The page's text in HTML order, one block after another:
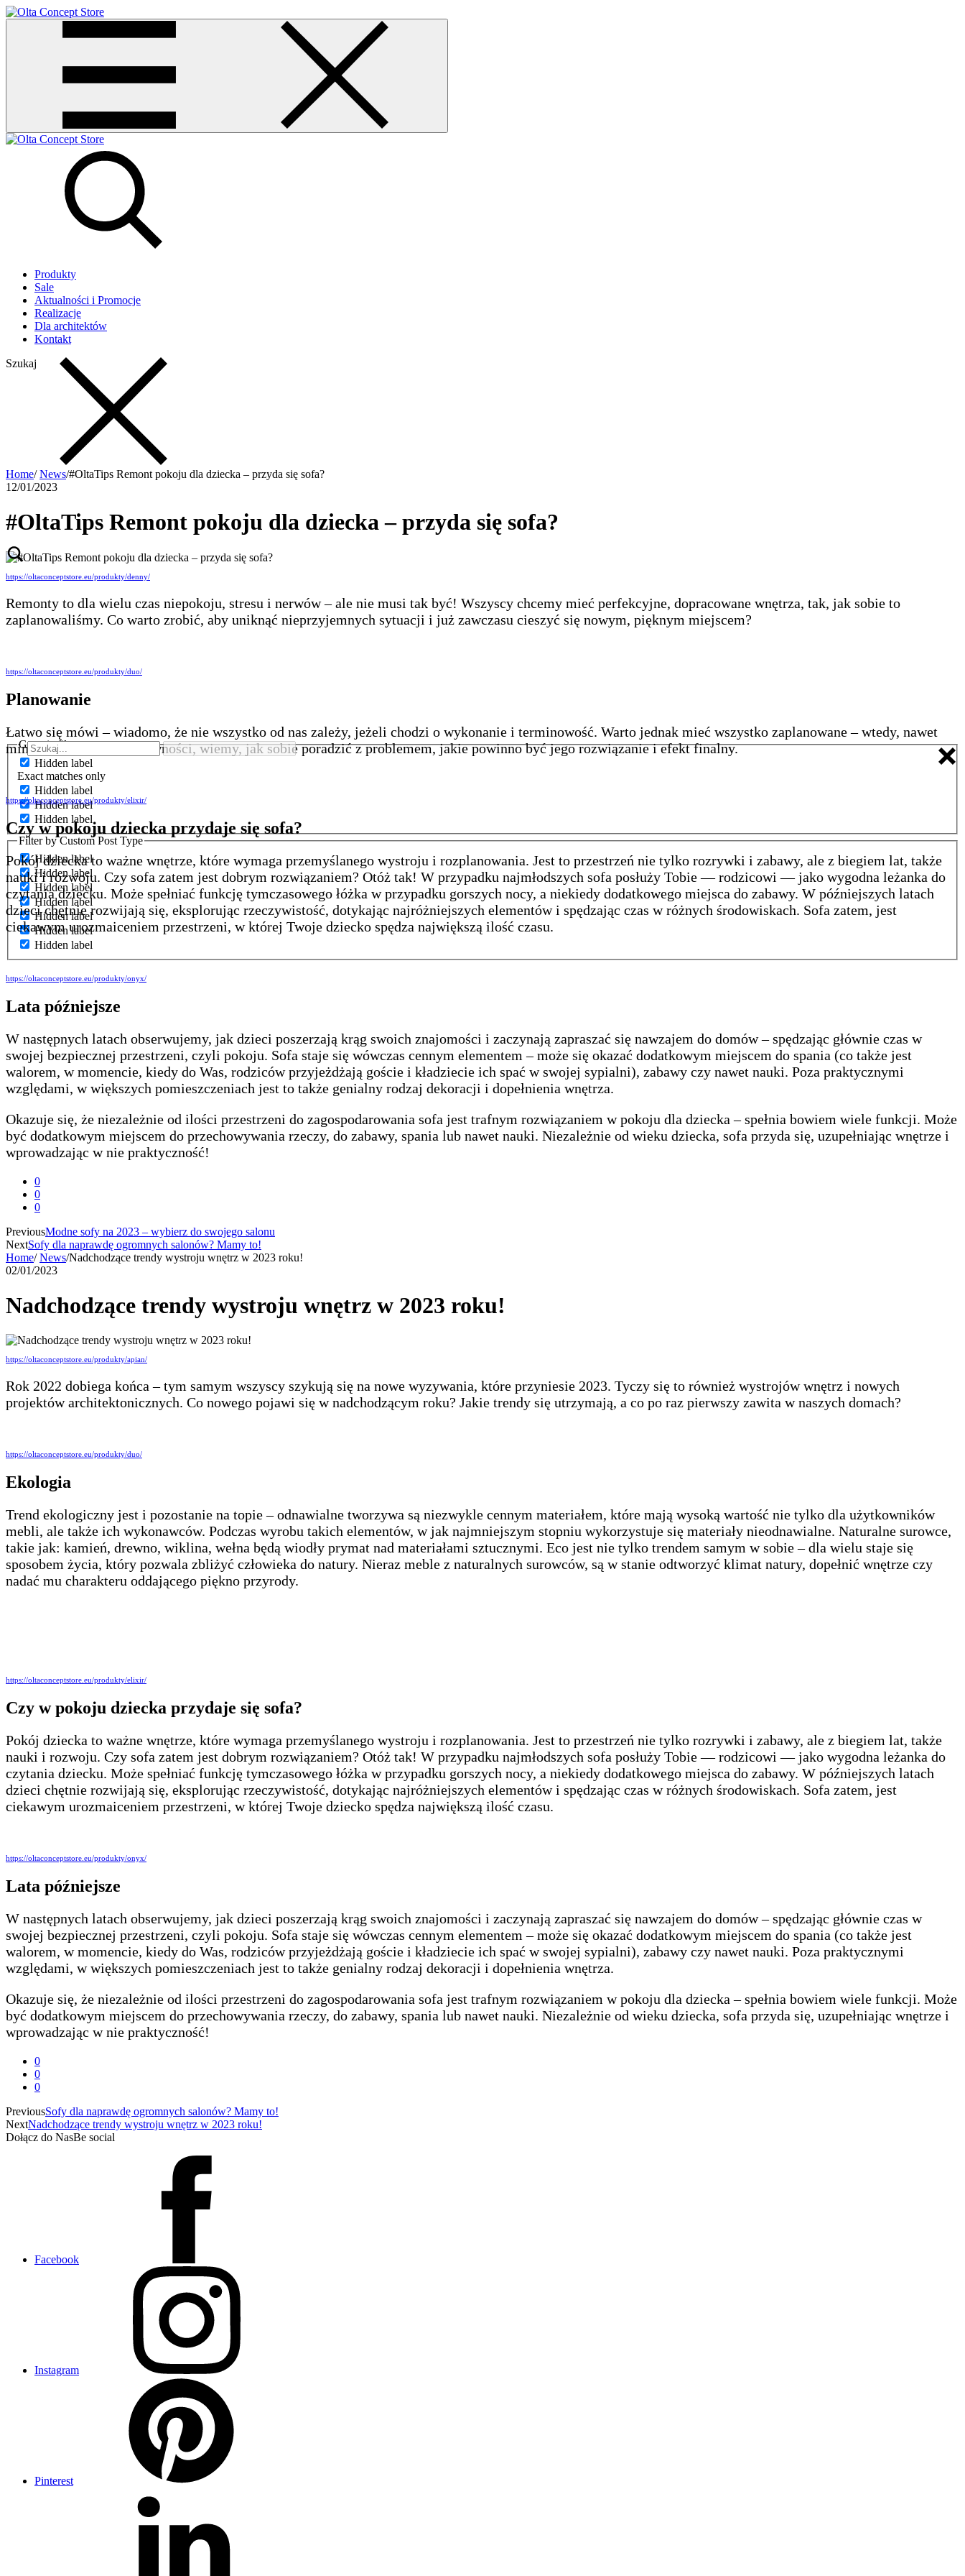
Produkty
Sale
Aktualności i Promocje
Realizacje
Dla architektów
Kontakt
Szukaj
Generic filters
Hidden label
Exact matches only
Hidden label
Hidden label
Hidden label
Filter by Custom Post Type
Hidden label
Hidden label
Hidden label
Hidden label
Hidden label
Hidden label
Hidden label
Home/ News/#OltaTips Remont pokoju dla dziecka – przyda się sofa?
12/01/2023
#OltaTips Remont pokoju dla dziecka – przyda się sofa?
https://oltaconceptstore.eu/produkty/denny/
Remonty to dla wielu czas niepokoju, stresu i nerwów – ale nie musi tak być! Wszyscy chcemy mieć perfekcyjne, dopracowane wnętrza, tak, jak sobie to
zaplanowaliśmy. Co warto zrobić, aby uniknąć nieprzyjemnych sytuacji i już zawczasu cieszyć się nowym, pięknym miejscem?
https://oltaconceptstore.eu/produkty/duo/
Planowanie
Łatwo się mówi – wiadomo, że nie wszystko od nas zależy, jeżeli chodzi o wykonanie i terminowość. Warto jednak mieć wszystko zaplanowane – wtedy, nawet
mimo niewielkich przeciwności, wiemy, jak sobie poradzić z problemem, jakie powinno być jego rozwiązanie i efekt finalny.
https://oltaconceptstore.eu/produkty/elixir/
Czy w pokoju dziecka przydaje się sofa?
Pokój dziecka to ważne wnętrze, które wymaga przemyślanego wystroju i rozplanowania. Jest to przestrzeń nie tylko rozrywki i zabawy, ale z biegiem lat, także
nauki i rozwoju. Czy sofa zatem jest dobrym rozwiązaniem? Otóż tak! W przypadku najmłodszych sofa posłuży Tobie — rodzicowi — jako wygodna leżanka do
czytania dziecku. Może spełniać funkcję tymczasowego łóżka w przypadku gorszych nocy, a niekiedy dodatkowego miejsca do zabawy. W późniejszych latach
dzieci chętnie rozwijają się, eksplorując rzeczywistość, dotykając najróżniejszych elementów i spędzając czas w różnych środowiskach. Sofa zatem, jest
ciekawym urozmaiceniem przestrzeni, w której Twoje dziecko spędza największą ilość czasu.
https://oltaconceptstore.eu/produkty/onyx/
Lata późniejsze
W następnych latach obserwujemy, jak dzieci poszerzają krąg swoich znajomości i zaczynają zapraszać się nawzajem do domów – spędzając głównie czas w
swojej bezpiecznej przestrzeni, czyli pokoju. Sofa staje się wówczas cennym elementem – może się okazać dodatkowym miejscem do spania (co także jest
walorem, w momencie, kiedy do Was, rodziców przyjeżdżają goście i kładziecie ich spać w swojej sypialni), zabawy czy nawet nauki. Poza praktycznymi
względami, w większych pomieszczeniach jest to także genialny rodzaj dekoracji i dopełnienia wnętrza.
Okazuje się, że niezależnie od ilości przestrzeni do zagospodarowania sofa jest trafnym rozwiązaniem w pokoju dla dziecka – spełnia bowiem wiele funkcji. Może
być dodatkowym miejscem do przechowywania rzeczy, do zabawy, spania lub nawet nauki. Niezależnie od wieku dziecka, sofa przyda się, uzupełniając wnętrze i
wprowadzając w nie praktyczność!
0
0
0
PreviousModne sofy na 2023 – wybierz do swojego salonu
NextSofy dla naprawdę ogromnych salonów? Mamy to!
Home/ News/Nadchodzące trendy wystroju wnętrz w 2023 roku!
02/01/2023
Nadchodzące trendy wystroju wnętrz w 2023 roku!
https://oltaconceptstore.eu/produkty/apian/
Rok 2022 dobiega końca – tym samym wszyscy szykują się na nowe wyzywania, które przyniesie 2023. Tyczy się to również wystrojów wnętrz i nowych
projektów architektonicznych. Co nowego pojawi się w nadchodzącym roku? Jakie trendy się utrzymają, a co po raz pierwszy zawita w naszych domach?
https://oltaconceptstore.eu/produkty/duo/
Ekologia
Trend ekologiczny jest i pozostanie na topie – odnawialne tworzywa są niezwykle cennym materiałem, które mają wysoką wartość nie tylko dla użytkowników
mebli, ale także ich wykonawców. Podczas wyrobu takich elementów, w jak najmniejszym stopniu wykorzystuje się materiały nieodnawialne. Naturalne surowce,
takie jak: kamień, drewno, wiklina, wełna będą wiodły prymat nad materiałami sztucznymi. Eco jest nie tylko trendem samym w sobie – dla wielu staje się
sposobem życia, który pozwala zbliżyć człowieka do natury. Nieraz meble z naturalnych surowców, są w stanie odtworzyć klimat natury, dopełnić wnętrze czy
nadać mu charakteru oddającego piękno przyrody.
https://oltaconceptstore.eu/produkty/elixir/
Czy w pokoju dziecka przydaje się sofa?
Pokój dziecka to ważne wnętrze, które wymaga przemyślanego wystroju i rozplanowania. Jest to przestrzeń nie tylko rozrywki i zabawy, ale z biegiem lat, także
nauki i rozwoju. Czy sofa zatem jest dobrym rozwiązaniem? Otóż tak! W przypadku najmłodszych sofa posłuży Tobie — rodzicowi — jako wygodna leżanka do
czytania dziecku. Może spełniać funkcję tymczasowego łóżka w przypadku gorszych nocy, a niekiedy dodatkowego miejsca do zabawy. W późniejszych latach
dzieci chętnie rozwijają się, eksplorując rzeczywistość, dotykając najróżniejszych elementów i spędzając czas w różnych środowiskach. Sofa zatem, jest
ciekawym urozmaiceniem przestrzeni, w której Twoje dziecko spędza największą ilość czasu.
https://oltaconceptstore.eu/produkty/onyx/
Lata późniejsze
W następnych latach obserwujemy, jak dzieci poszerzają krąg swoich znajomości i zaczynają zapraszać się nawzajem do domów – spędzając głównie czas w
swojej bezpiecznej przestrzeni, czyli pokoju. Sofa staje się wówczas cennym elementem – może się okazać dodatkowym miejscem do spania (co także jest
walorem, w momencie, kiedy do Was, rodziców przyjeżdżają goście i kładziecie ich spać w swojej sypialni), zabawy czy nawet nauki. Poza praktycznymi
względami, w większych pomieszczeniach jest to także genialny rodzaj dekoracji i dopełnienia wnętrza.
Okazuje się, że niezależnie od ilości przestrzeni do zagospodarowania sofa jest trafnym rozwiązaniem w pokoju dla dziecka – spełnia bowiem wiele funkcji. Może
być dodatkowym miejscem do przechowywania rzeczy, do zabawy, spania lub nawet nauki. Niezależnie od wieku dziecka, sofa przyda się, uzupełniając wnętrze i
wprowadzając w nie praktyczność!
0
0
0
PreviousSofy dla naprawdę ogromnych salonów? Mamy to!
NextNadchodzące trendy wystroju wnętrz w 2023 roku!
Dołącz do NasBe social
Facebook
Instagram
Pinterest